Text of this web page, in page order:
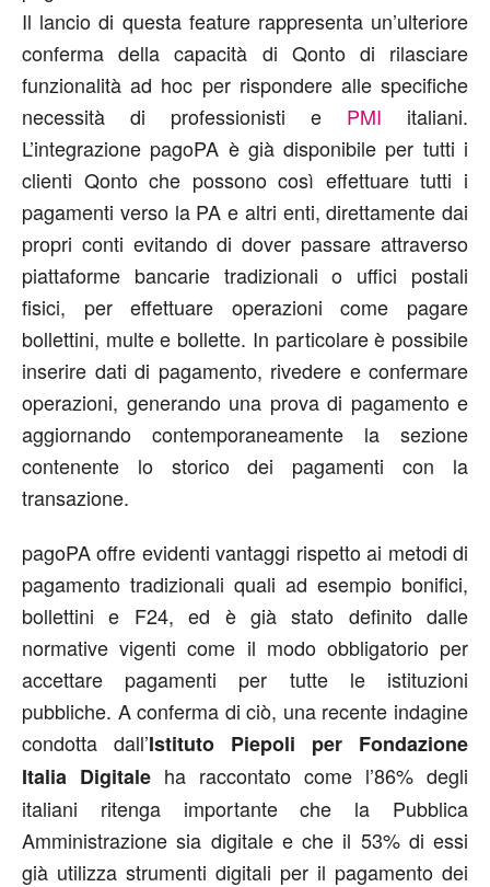
Il lancio di questa feature rappresenta un’ulteriore
conferma della capacità di Qonto di rilasciare
funzionalità ad hoc per rispondere alle specifiche
necessità di professionisti e PMI italiani.
L’integrazione pagoPA è già disponibile per tutti i
clienti Qonto che possono così effettuare tutti i
pagamenti verso la PA e altri enti, direttamente dai
propri conti evitando di dover passare attraverso
piattaforme bancarie tradizionali o uffici postali
fisici, per effettuare operazioni come pagare
bollettini, multe e bollette. In particolare è possibile
inserire dati di pagamento, rivedere e confermare
operazioni, generando una prova di pagamento e
aggiornando contemporaneamente la sezione
contenente lo storico dei pagamenti con la
transazione.
pagoPA offre evidenti vantaggi rispetto ai metodi di
pagamento tradizionali quali ad esempio bonifici,
bollettini e F24, ed è già stato definito dalle
normative vigenti come il modo obbligatorio per
accettare pagamenti per tutte le istituzioni
pubbliche. A conferma di ciò, una recente indagine
condotta dall’Istituto Piepoli per Fondazione
Italia Digitale ha raccontato come l’86% degli
italiani ritenga importante che la Pubblica
Amministrazione sia digitale e che il 53% di essi
già utilizza strumenti digitali per il pagamento dei